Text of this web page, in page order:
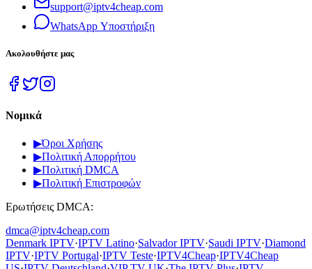
support@iptv4cheap.com
WhatsApp Υποστήριξη
Ακολουθήστε μας
Νομικά
▶Όροι Χρήσης
▶Πολιτική Απορρήτου
▶Πολιτική DMCA
▶Πολιτική Επιστροφών
Ερωτήσεις DMCA:
dmca@iptv4cheap.com
Denmark IPTV·IPTV Latino·Salvador IPTV·Saudi IPTV·Diamond
IPTV·IPTV Portugal·IPTV Teste·IPTV4Cheap·IPTV4Cheap